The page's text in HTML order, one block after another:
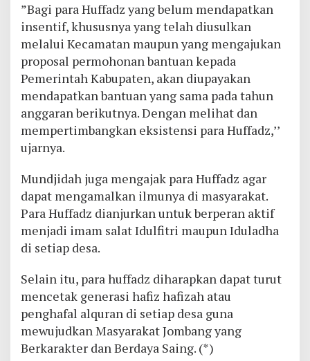
”Bagi para Huffadz yang belum mendapatkan
insentif, khususnya yang telah diusulkan
melalui Kecamatan maupun yang mengajukan
proposal permohonan bantuan kepada
Pemerintah Kabupaten, akan diupayakan
mendapatkan bantuan yang sama pada tahun
anggaran berikutnya. Dengan melihat dan
mempertimbangkan eksistensi para Huffadz,’’
ujarnya.
Mundjidah juga mengajak para Huffadz agar
dapat mengamalkan ilmunya di masyarakat.
Para Huffadz dianjurkan untuk berperan aktif
menjadi imam salat Idulfitri maupun Iduladha
di setiap desa.
Selain itu, para huffadz diharapkan dapat turut
mencetak generasi hafiz hafizah atau
penghafal alquran di setiap desa guna
mewujudkan Masyarakat Jombang yang
Berkarakter dan Berdaya Saing. (*)